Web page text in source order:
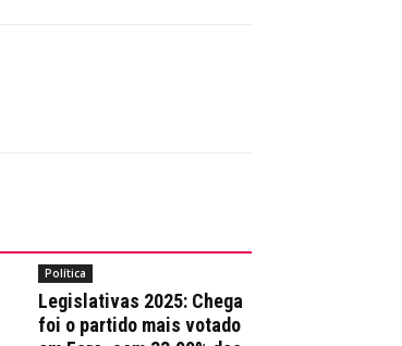
Política
Legislativas 2025: Chega
foi o partido mais votado